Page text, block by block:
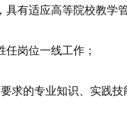
有适应高等院校教学
任岗位一线工作；
求的专业知识、实践